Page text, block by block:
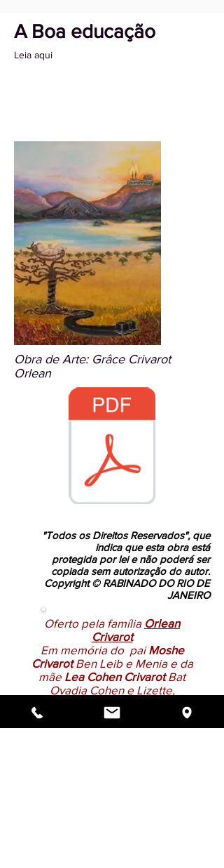
A Boa educação
Leia aqui
Obra de Arte: Grâce Crivarot
Orlean
"Todos os Direitos Reservados", que
indica que esta obra está
protegida por lei e não poderá ser
copiada sem autorização do autor.
Copyright © RABINADO DO RIO DE
JANEIRO
Oferto pela família Orlean
Crivarot
Em memória do paiMoshe
CrivarotBen Leib e Menia e da
mãe Lea Cohen CrivarotBat
Ovadia Cohen e Lizette,
E das irmãs,
Soraya
Crivarot Bat Moshe e
Lea,